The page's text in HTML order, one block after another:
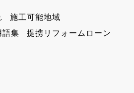
施工可能地域
語集
提携リフォームローン